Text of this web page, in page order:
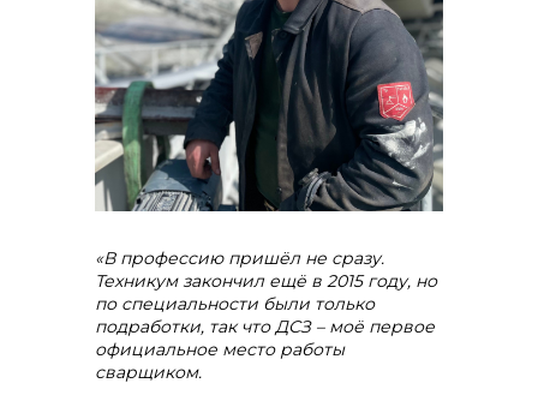
«В профессию пришёл не сразу.
Техникум закончил ещё в 2015 году, но
по специальности были только
подработки, так что ДСЗ – моё первое
официальное место работы
сварщиком.